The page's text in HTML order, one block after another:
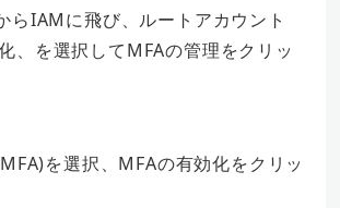
らIAMに飛び、ルートアカウント
、を選択してMFAの管理をクリッ
を選択、MFAの有効化をクリッ